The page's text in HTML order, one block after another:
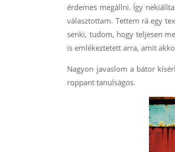
érdemes megállni. Így
választottam. Tettem rá egy
senki, tudom, hogy teljesen
is emlékeztetett arra, amit
Nagyon javaslom a bátor
roppant tanulságos.